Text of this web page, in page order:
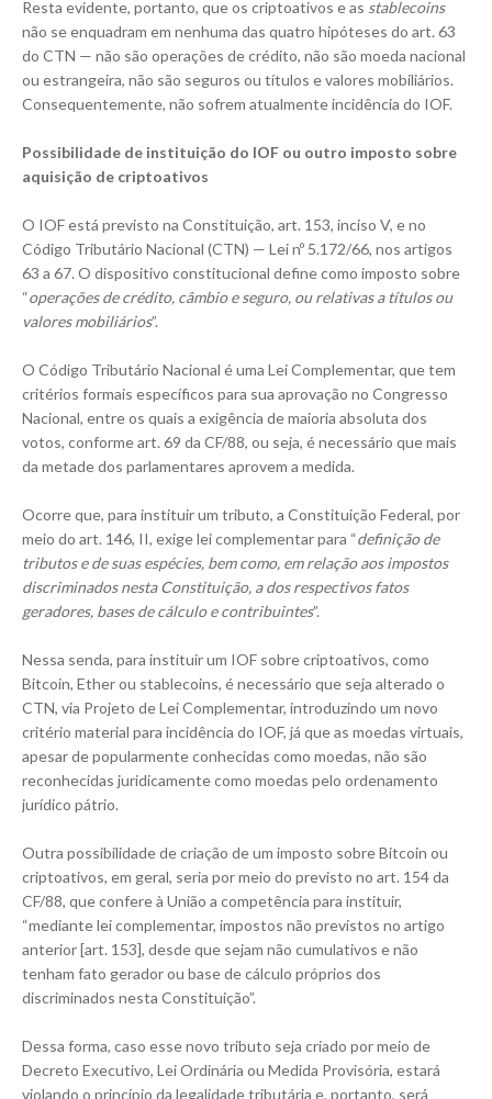
Resta evidente, portanto, que os criptoativos e as stablecoins
não se enquadram em nenhuma das quatro hipóteses do art. 63
do CTN — não são operações de crédito, não são moeda nacional
ou estrangeira, não são seguros ou títulos e valores mobiliários.
Consequentemente, não sofrem atualmente incidência do IOF.
Possibilidade de instituição do IOF ou outro imposto sobre
aquisição de criptoativos
O IOF está previsto na Constituição, art. 153, inciso V, e no
Código Tributário Nacional (CTN) — Lei nº 5.172/66, nos artigos
63 a 67. O dispositivo constitucional define como imposto sobre
“operações de crédito, câmbio e seguro, ou relativas a títulos ou
valores mobiliários”.
O Código Tributário Nacional é uma Lei Complementar, que tem
critérios formais específicos para sua aprovação no Congresso
Nacional, entre os quais a exigência de maioria absoluta dos
votos, conforme art. 69 da CF/88, ou seja, é necessário que mais
da metade dos parlamentares aprovem a medida.
Ocorre que, para instituir um tributo, a Constituição Federal, por
meio do art. 146, II, exige lei complementar para “definição de
tributos e de suas espécies, bem como, em relação aos impostos
discriminados nesta Constituição, a dos respectivos fatos
geradores, bases de cálculo e contribuintes”.
Nessa senda, para instituir um IOF sobre criptoativos, como
Bitcoin, Ether ou stablecoins, é necessário que seja alterado o
CTN, via Projeto de Lei Complementar, introduzindo um novo
critério material para incidência do IOF, já que as moedas virtuais,
apesar de popularmente conhecidas como moedas, não são
reconhecidas juridicamente como moedas pelo ordenamento
jurídico pátrio.
Outra possibilidade de criação de um imposto sobre Bitcoin ou
criptoativos, em geral, seria por meio do previsto no art. 154 da
CF/88, que confere à União a competência para instituir,
“mediante lei complementar, impostos não previstos no artigo
anterior [art. 153], desde que sejam não cumulativos e não
tenham fato gerador ou base de cálculo próprios dos
discriminados nesta Constituição”.
Dessa forma, caso esse novo tributo seja criado por meio de
Decreto Executivo, Lei Ordinária ou Medida Provisória, estará
violando o princípio da legalidade tributária e, portanto, será